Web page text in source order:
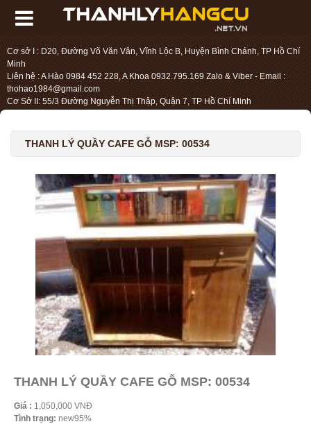
Cơ sở I : D20, Đường Võ Văn Vân, Vĩnh Lộc B, Huyện Bình Chánh, TP Hồ Chí
Minh
Liên hệ : A Hào 0984 452 228, A Khoa 0932.795.169 Zalo & Viber - Email :
thohao1984@gmail.com
Cơ Sở II: 55/3 Đường Nguyễn Thị Thập, Quận 7, TP Hồ Chí Minh
THANH LÝ QUẦY CAFE GỖ MSP: 00534
THANH LÝ QUẦY CAFE GỖ MSP: 00534
Giá : 1,050,000 VNĐ
Tình trạng: new95%